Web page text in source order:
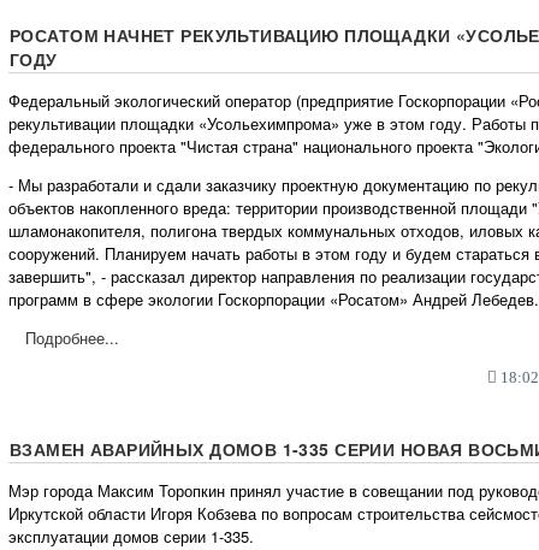
РОСАТОМ НАЧНЕТ РЕКУЛЬТИВАЦИЮ ПЛОЩАДКИ
ГОДУ
Федеральный экологический оператор (предприятие Госкорпорации
рекультивации площадки «Усольехимпрома» уже в этом году. Работы
федерального проекта "Чистая страна" национального проекта
- Мы разработали и сдали заказчику проектную документацию по
объектов накопленного вреда: территории производственной
шламонакопителя, полигона твердых коммунальных отходов, иловых
сооружений. Планируем начать работы в этом году и будем стараться
завершить", - рассказал директор направления по реализации
программ в сфере экологии Госкорпорации «Росатом» Андрей Лебедев.
Подробнее...
ВЗАМЕН АВАРИЙНЫХ ДОМОВ 1-335 СЕРИИ НОВАЯ
Мэр города Максим Торопкин принял участие в совещании под
Иркутской области Игоря Кобзева по вопросам строительства
эксплуатации домов серии 1-335.